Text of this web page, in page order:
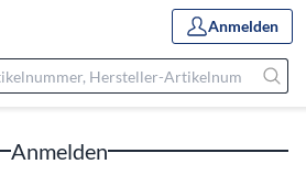
Anmelden
Anmelden